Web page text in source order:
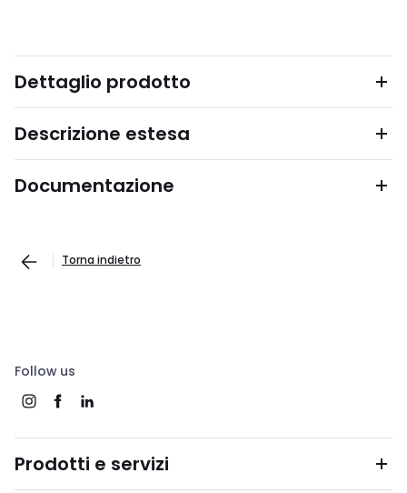
Dettaglio prodotto
Descrizione estesa
Documentazione
Torna indietro
Follow us
Prodotti e servizi